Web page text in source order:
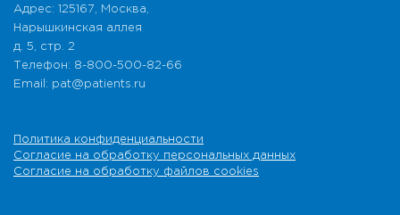
Адрес: 125167, Москва,
Нарышкинская аллея
д. 5, стр. 2
Телефон: 8-800-500-82-66
Email: pat@patients.ru
Политика конфиденциальности
Согласие на обработку персональных данных
Согласие на обработку файлов cookies